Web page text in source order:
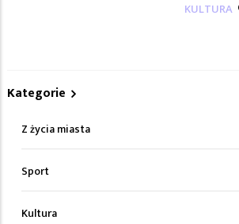
KULTURA
Kategorie
Z życia miasta
Sport
Kultura